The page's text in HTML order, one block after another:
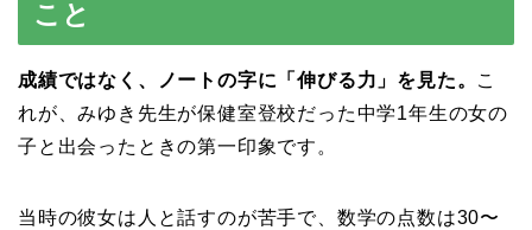
こと
成績ではなく、ノートの字に「伸びる力」を見た。 こ
れが、みゆき先生が保健室登校だった中学1年生の女の
子と出会ったときの第一印象です。
当時の彼女は人と話すのが苦手で、数学の点数は30〜